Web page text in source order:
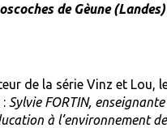
de Gèune
de la série Vinz et
Sylvie FORTIN,
à l’environnement